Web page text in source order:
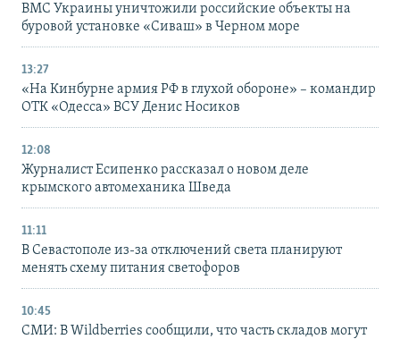
ВМС Украины уничтожили российские объекты на
буровой установке «Сиваш» в Черном море
13:27
«На Кинбурне армия РФ в глухой обороне» – командир
ОТК «Одесса» ВСУ Денис Носиков
12:08
Журналист Есипенко рассказал о новом деле
крымского автомеханика Шведа
11:11
В Севастополе из-за отключений света планируют
менять схему питания светофоров
10:45
СМИ: В Wildberries сообщили, что часть складов могут